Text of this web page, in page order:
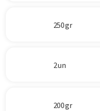
250 gr
2 un
200 gr